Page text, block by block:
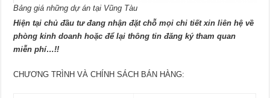
Bảng giá những dự án tại Vũng Tàu
Hiện tại chủ đầu tư đang nhận đặt chỗ mọi chi tiết xin liên hệ về
phòng kinh doanh hoặc để lại thông tin đăng ký tham quan
miễn phí…!!
CHƯƠNG TRÌNH VÀ CHÍNH SÁCH BÁN HÀNG: